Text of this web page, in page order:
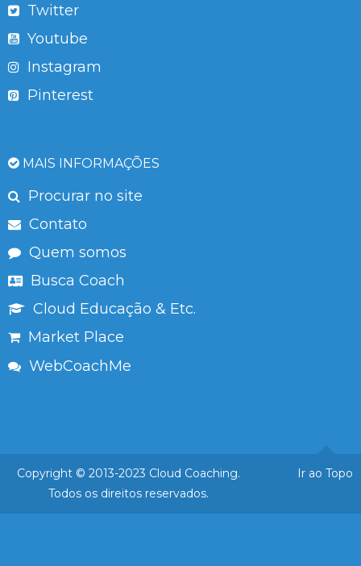
Twitter
Youtube
Instagram
Pinterest
MAIS INFORMAÇÕES
Procurar no site
Contato
Quem somos
Busca Coach
Cloud Educação & Etc.
Market Place
WebCoachMe
Ir ao Topo
Copyright © 2013-2023 Cloud Coaching.
Todos os direitos reservados.